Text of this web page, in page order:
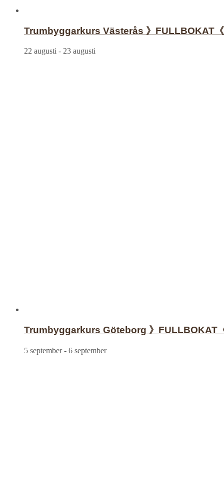
Trumbyggarkurs Västerås 》FULLBOKAT《
22 augusti - 23 augusti
Trumbyggarkurs Göteborg 》FULLBOKAT
5 september- 6 september